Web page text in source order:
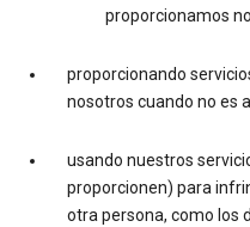
proporcionamos
proporcionando
nosotros cuando no es
usando nuestros
proporcionen) para
otra persona, como los